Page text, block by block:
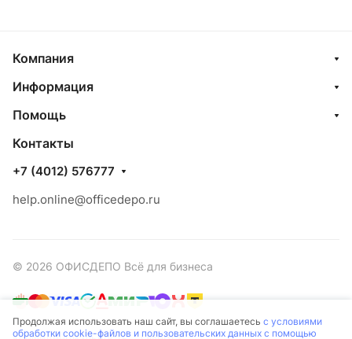
Компания
Информация
Помощь
Контакты
+7 (4012) 576777
help.online@officedepo.ru
© 2026 ОФИСДЕПО Всё для бизнеса
Продолжая использовать наш сайт, вы соглашаетесь с условиями
обработки cookie-файлов и пользовательских данных с помощью